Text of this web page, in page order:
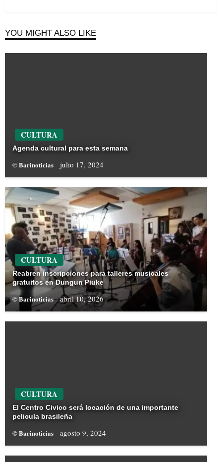
YOU MIGHT ALSO LIKE
CULTURA
Agenda cultural para esta semana
© Barinoticias julio 17, 2024
CULTURA
Reabren inscripciones para talleres musicales
gratuitos en Dungun Piuke
© Barinoticias abril 10, 2026
CULTURA
El Centro Civico será locación de una importante
pelicula brasileña
© Barinoticias agosto 9, 2024